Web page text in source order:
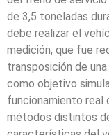
de 3,5 toneladas
debe realizar el
medición, que fue
transposición de
como objetivo
funcionamiento real
métodos distintos